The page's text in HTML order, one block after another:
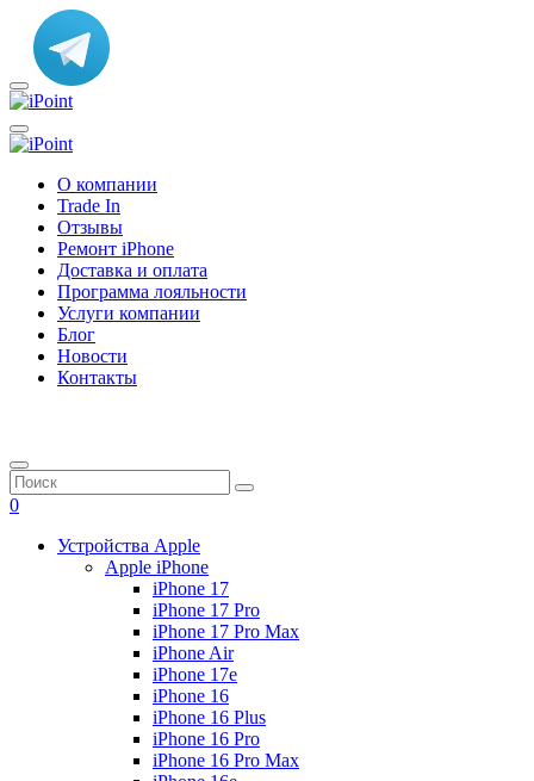
О компании
Trade In
Отзывы
Ремонт iPhone
Доставка и оплата
Программа лояльности
Услуги компании
Блог
Новости
Контакты
0
Устройства Apple
Apple iPhone
iPhone 17
iPhone 17 Pro
iPhone 17 Pro Max
iPhone Air
iPhone 17e
iPhone 16
iPhone 16 Plus
iPhone 16 Pro
iPhone 16 Pro Max